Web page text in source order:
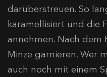
darüberstreuen. So
karamellisiert und die
annehmen. Nach dem
Minze garnieren. Wer
auch noch mit einem